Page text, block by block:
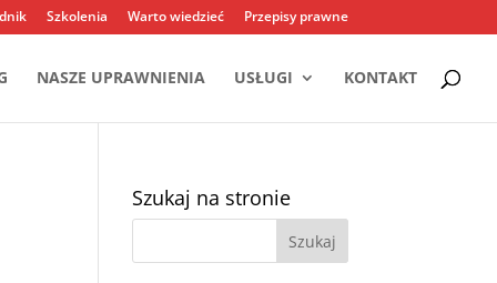
Szkolenia Warto wiedzieć Przepisy prawne
NASZE UPRAWNIENIA USŁUGI KONTAKT
Szukaj na stronie